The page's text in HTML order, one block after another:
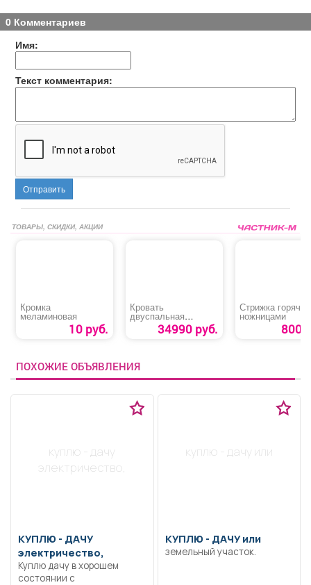
0 Комментариев
Имя:
Текст комментария:
Отправить
ТОВАРЫ, СКИДКИ, АКЦИИ
Кромка
меламиновая
10 руб.
Кровать
двуспальная
«Дольче»34990 руб.
Стрижка
ножницами
800
ПОХОЖИЕ ОБЪЯВЛЕНИЯ
куплю - дачу
электричество,
КУПЛЮ - ДАЧУ
электричество,
Куплю дачу в хорошем
состоянии с
куплю - дачу или
КУПЛЮ - ДАЧУ или
земельный участок.